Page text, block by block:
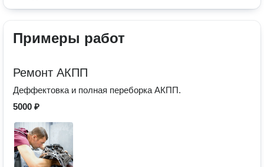
Примеры работ
Ремонт АКПП
Деффектовка и полная переборка АКПП.
5000 ₽